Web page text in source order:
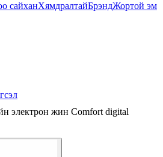
сайханХямдралтайБрэндЖортой эм
электрон жин Comfort digital